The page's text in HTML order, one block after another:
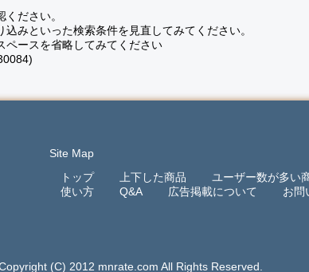
ださい。
みといった検索条件を見直してみてください。
ペースを省略してみてください
Site Map
トップ
上下した商品
ユーザー数が多い
使い方
Q&A 広告掲載について お問
(C) 2012 mnrate.com All Rights Reserved.